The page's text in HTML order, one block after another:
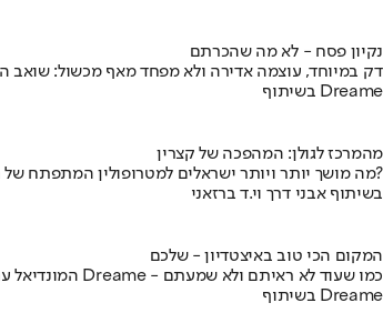
נקיון פסח - לא מה שהכרתם
דק במיוחד, עוצמה אדירה ולא מפחד מאף מכשול:
בשיתוף Dreame
מהמרכז לגולן: המהפכה של קצרין
מה מושך יותר ויותר ישראלים למטרופולין המתפתח של האזור היפה במדינה?
בשיתוף אבני דרך וי.ד ברזאני
המקום הכי טוב באיצטדיון - שלכם
המונדיאל עם מסכי Dreame - כמו שעוד לא ראיתם ולא שמעתם
בשיתוף Dreame